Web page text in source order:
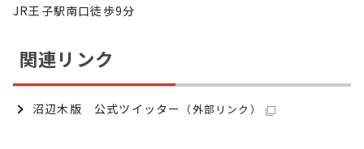
JR王子駅南口徒歩9分
関連リンク
沼辺木版 公式ツイッター （外部リンク）